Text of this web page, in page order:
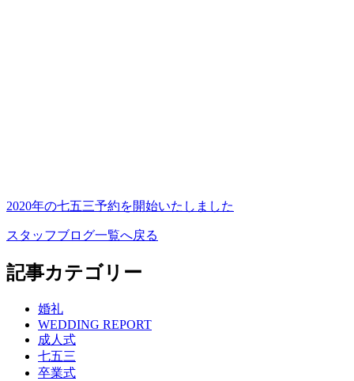
2020年の七五三予約を開始いたしました
スタッフブログ一覧へ戻る
記事カテゴリー
婚礼
WEDDING REPORT
成人式
七五三
卒業式